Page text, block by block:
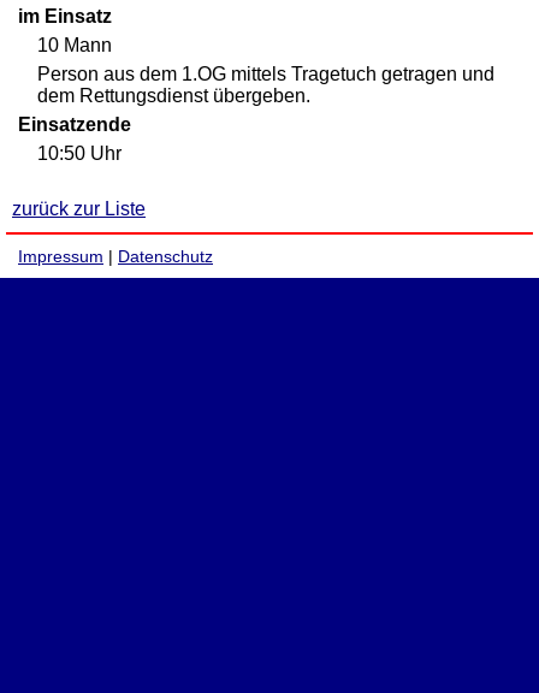
im Einsatz
10 Mann
Person aus dem 1.OG mittels Tragetuch getragen und
dem Rettungsdienst übergeben.
Einsatzende
10:50 Uhr
zurück zur Liste
Impressum | Datenschutz